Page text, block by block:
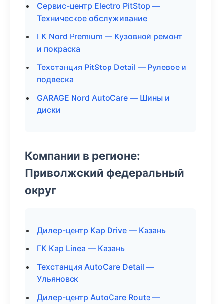
Сервис-центр Electro PitStop —
Техническое обслуживание
ГК Nord Premium — Кузовной ремонт
и покраска
Техстанция PitStop Detail — Рулевое и
подвеска
GARAGE Nord AutoCare — Шины и
диски
Компании в регионе:
Приволжский федеральный
округ
Дилер-центр Кар Drive — Казань
ГК Кар Linea — Казань
Техстанция AutoCare Detail —
Ульяновск
Дилер-центр AutoCare Route —